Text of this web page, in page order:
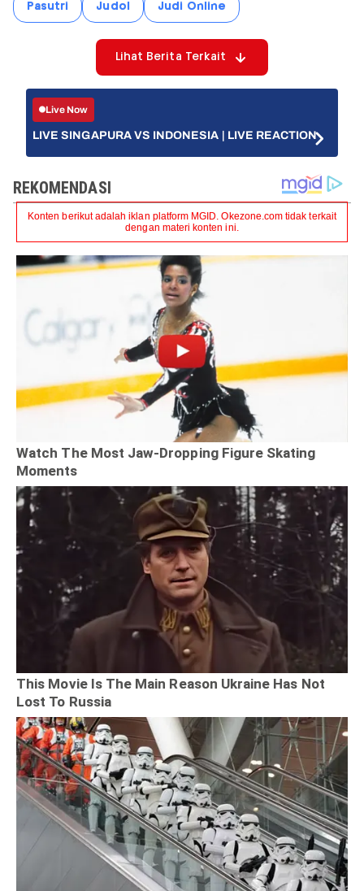
Pasutri Judol Judi Online
Lihat Berita Terkait
Live Now
LIVE SINGAPURA VS INDONESIA | LIVE REACTION